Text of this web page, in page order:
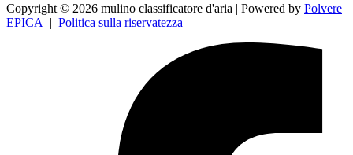
Copyright © 2026 mulino classificatore d'aria | Powered by Polvere
EPICA
| Politica sulla riservatezza